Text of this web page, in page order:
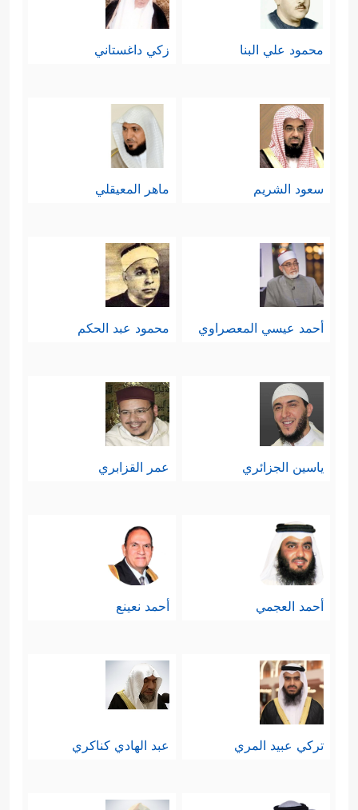
محمود علي البنا زكي داغستاني
سعود الشريم ماهر المعيقلي
أحمد عيسي المعصراوي محمود عبد الحكم
ياسين الجزائري عمر القزابري
أحمد العجمي أحمد نعينع
تركي عبيد المري عبد الهادي كناكري